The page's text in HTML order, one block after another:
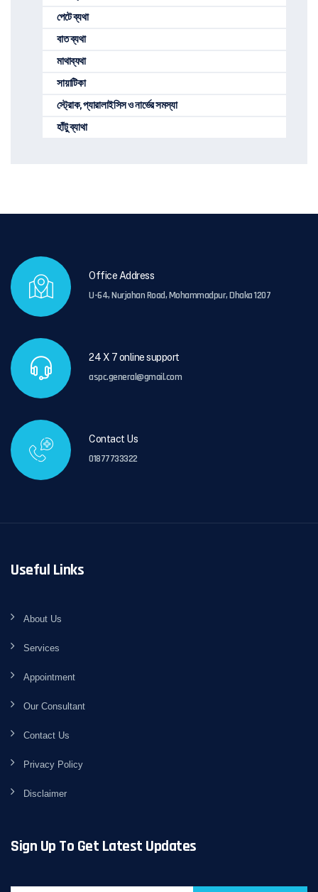
পেটে ব্যথা
বাত ব্যথা
মাথাব্যথা
সায়াটিকা
স্ট্রোক, প্যারালাইসিস ও নার্ভের সমস্যা
হাঁটু ব্যাথা
Office Address
U-64, Nurjahan Road, Mohammadpur, Dhaka 1207
24 X 7 online support
aspc.general@gmail.com
Contact Us
01877733322
Useful Links
About Us
Services
Appointment
Our Consultant
Contact Us
Privacy Policy
Disclaimer
Sign Up To Get Latest Updates